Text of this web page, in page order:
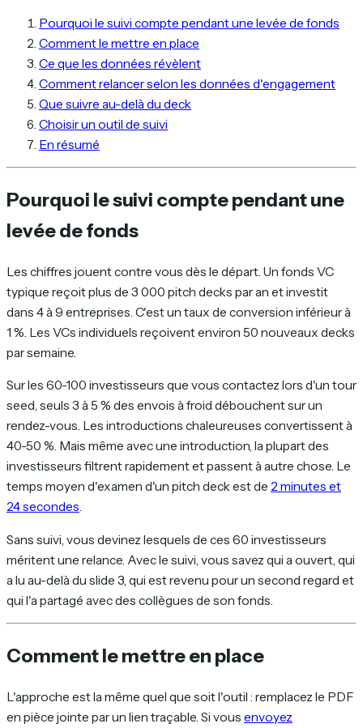
Pourquoi le suivi compte pendant une levée de fonds
Comment le mettre en place
Ce que les données révèlent
Comment relancer selon les données d'engagement
Que suivre au-delà du deck
Choisir un outil de suivi
En résumé
Pourquoi le suivi compte pendant une
levée de fonds
Les chiffres jouent contre vous dès le départ. Un fonds VC
typique reçoit plus de 3 000 pitch decks par an et investit
dans 4 à 9 entreprises. C'est un taux de conversion inférieur à
1 %. Les VCs individuels reçoivent environ 50 nouveaux decks
par semaine.
Sur les 60-100 investisseurs que vous contactez lors d'un tour
seed, seuls 3 à 5 % des envois à froid débouchent sur un
rendez-vous. Les introductions chaleureuses convertissent à
40-50 %. Mais même avec une introduction, la plupart des
investisseurs filtrent rapidement et passent à autre chose. Le
temps moyen d'examen d'un pitch deck est de 2 minutes et
24 secondes.
Sans suivi, vous devinez lesquels de ces 60 investisseurs
méritent une relance. Avec le suivi, vous savez qui a ouvert, qui
a lu au-delà du slide 3, qui est revenu pour un second regard et
qui l'a partagé avec des collègues de son fonds.
Comment le mettre en place
L'approche est la même quel que soit l'outil : remplacez le PDF
en pièce jointe par un lien traçable. Si vous envoyez